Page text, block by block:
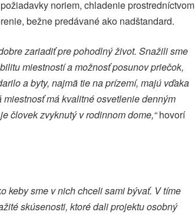
noriem, chladenie prostredníctvom
bežne predávané ako nadštandard.
zariadiť pre pohodlný život. Snažili sme
miestností a možnosť posunov priečok,
a byty, najmä tie na prízemí, majú vďaka
má kvalitné osvetlenie denným
človek zvyknutý v rodinnom dome,“hovorí
keby sme v nich chceli sami bývať. V tíme
skúsenosti, ktoré dali projektu osobný